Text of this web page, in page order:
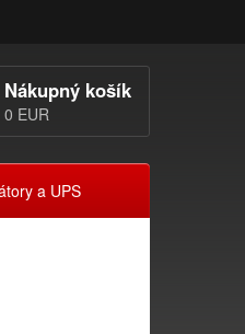
Nákupný košík
0 EUR
a UPS